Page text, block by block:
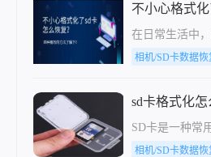
不小心格式
在日常生活中
相机/SD卡数据恢
sd卡格式化
​SD卡是一种常
相机/SD卡数据恢